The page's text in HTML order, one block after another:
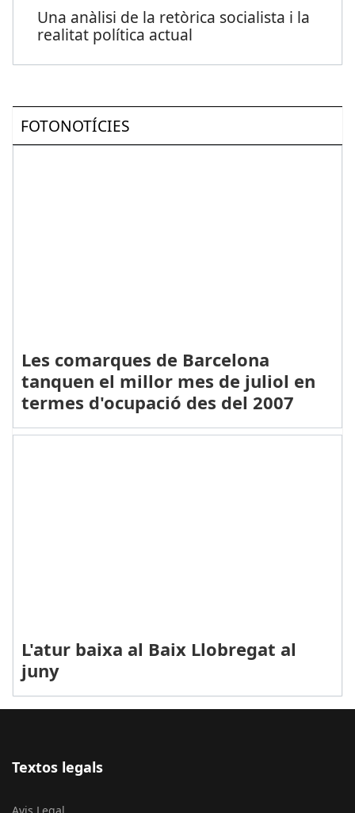
Una anàlisi de la retòrica socialista i la
realitat política actual
FOTONOTÍCIES
Les comarques de Barcelona
tanquen el millor mes de juliol en
termes d'ocupació des del 2007
L'atur baixa al Baix Llobregat al
juny
Textos legals